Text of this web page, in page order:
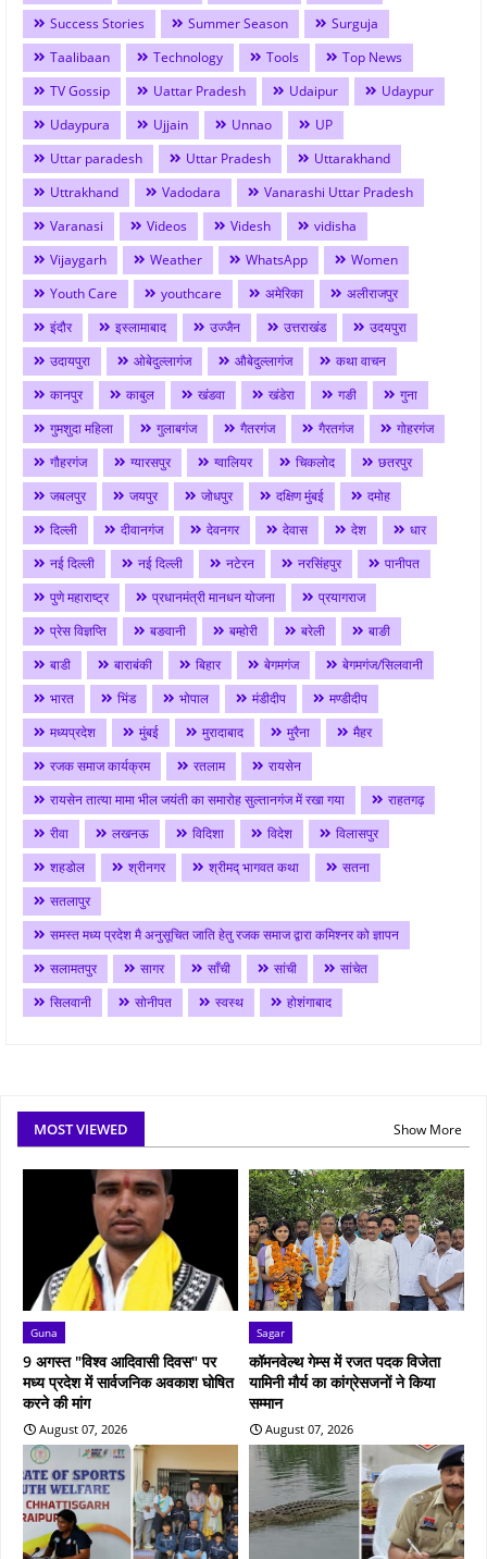
Success Stories
Summer Season
Surguja
Taalibaan
Technology Tools
Top News
TV Gossip
Uattar Pradesh Udaipur
Udaypur
Udaypura
Ujjain Unnao
UP
Uttar paradesh
Uttar Pradesh
Uttarakhand
Uttrakhand
Vadodara
Vanarashi Uttar Pradesh
Varanasi
Videos Videsh
vidisha
Vijaygarh
Weather WhatsApp
Women
Youth Care
youthcare अमेरिका
अलीराजपुर
इंदौर
इस्लामाबाद उज्जैन उत्तराखंड
उदयपुरा
उदायपुरा
ओबेदुल्लागंज औबेदुल्लागंज
कथा वाचन
कानपुर
काबुल खंडवा खंडेरा गङी
गुना
गुमशुदा महिला
गुलाबगंज गैतरगंज गैरतगंज
गोहरगंज
गौहरगंज
ग्यारसपुर ग्वालियर चिकलोद
छतरपुर
जबलपुर
जयपुर जोधपुर दक्षिण मुंबई
दमोह
दिल्ली
दीवानगंज देवनगर देवास देश
धार
नई दिल्ली
नई दिल्ली नटेरन नरसिंहपुर
पानीपत
पुणे महाराष्ट्र
प्रधानमंत्री मानधन योजना
प्रयागराज
प्रेस विज्ञप्ति
बङवानी बम्होरी बरेली
बाङी
बाडी
बाराबंकी बिहार बेगमगंज
बेगमगंज/सिलवानी
भारत
भिंड भोपाल मंडीदीप
मण्डीदीप
मध्यप्रदेश
मुंबई मुरादाबाद मुरैना
मैहर
रजक समाज कार्यक्रम
रतलाम
रायसेन
रायसेन तात्या मामा भील जयंती का समारोह सुल्तानगंज में रखा गया
राहतगढ़
रीवा
लखनऊ विदिशा विदेश
विलासपुर
शहडोल
श्रीनगर श्रीमद् भागवत कथा
सतना
सतलापुर
समस्त मध्य प्रदेश मै अनुसूचित जाति हेतु रजक समाज द्वारा कमिश्नर को ज्ञापन
सलामतपुर
सागर साँची सांची
सांचेत
सिलवानी
सोनीपत स्वस्थ होशंगाबाद
MOST VIEWED Show More
Guna
9 अगस्त "विश्व आदिवासी दिवस" पर
मध्य प्रदेश में सार्वजनिक अवकाश घोषित
करने की मांग
August 07, 2026
Sagar
कॉमनवेल्थ गेम्स में रजत पदक विजेता
यामिनी मौर्य का कांग्रेसजनों ने किया
सम्मान
August 07, 2026